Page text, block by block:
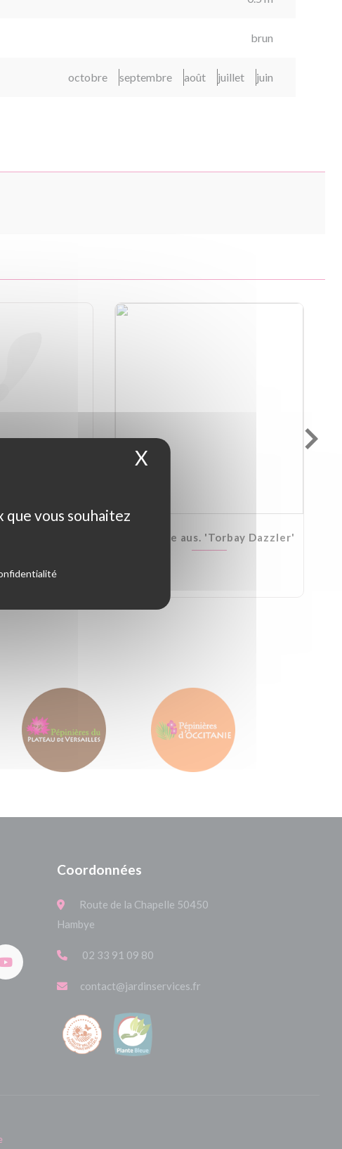
brun
octobre septembre août juillet juin
Cordyline aus. 'Torbay Dazzler'
Coordonnées
Route de la Chapelle 50450
Hambye
02 33 91 09 80
contact@jardinservices.fr
vous souhaitez
X Masquer le bandeau